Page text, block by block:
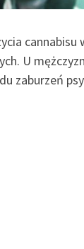
U
zaburzeń